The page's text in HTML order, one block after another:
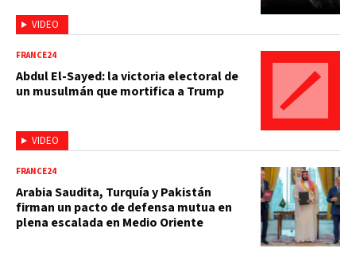
VIDEO
VIDEO
FRANCE24
Abdul El-Sayed: la victoria electoral de
un musulmán que mortifica a Trump
FRANCE24
Arabia Saudita, Turquía y Pakistán
firman un pacto de defensa mutua en
plena escalada en Medio Oriente